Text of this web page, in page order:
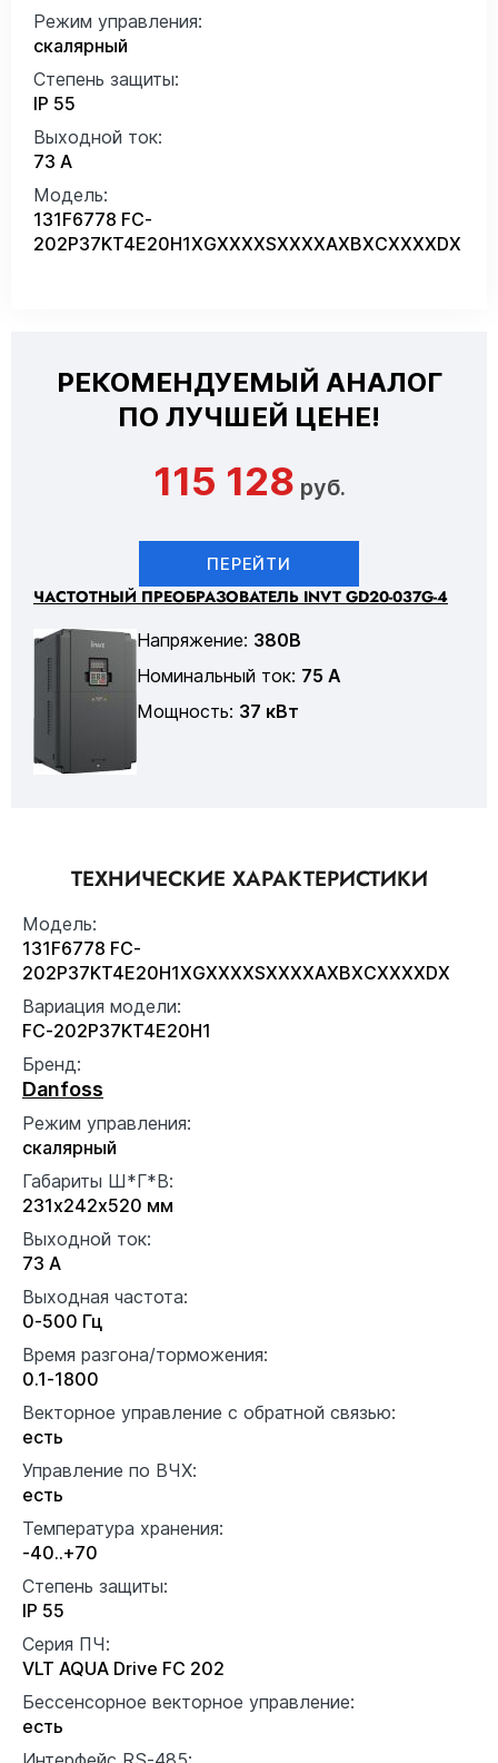
Режим управления:
скалярный
Степень защиты:
IP 55
Выходной ток:
73 А
Модель:
131F6778 FC-
202P37KT4E20H1XGXXXXSXXXXAXBXCXXXXDX
РЕКОМЕНДУЕМЫЙ АНАЛОГ
ПО ЛУЧШЕЙ ЦЕНЕ!
115 128 руб.
ПЕРЕЙТИ
ЧАСТОТНЫЙ ПРЕОБРАЗОВАТЕЛЬ INVT GD20-037G-4
Напряжение: 380В
Номинальный ток: 75 А
Мощность: 37 кВт
ТЕХНИЧЕСКИЕ ХАРАКТЕРИСТИКИ
Модель:
131F6778 FC-
202P37KT4E20H1XGXXXXSXXXXAXBXCXXXXDX
Вариация модели:
FC-202P37KT4E20H1
Бренд:
Danfoss
Режим управления:
скалярный
Габариты Ш*Г*В:
231x242x520 мм
Выходной ток:
73 А
Выходная частота:
0-500 Гц
Время разгона/торможения:
0.1-1800
Векторное управление с обратной связью:
есть
Управление по ВЧХ:
есть
Температура хранения:
-40..+70
Степень защиты:
IP 55
Серия ПЧ:
VLT AQUA Drive FC 202
Бессенсорное векторное управление:
есть